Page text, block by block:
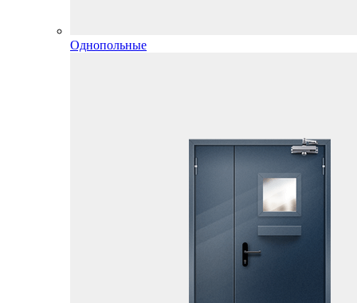
Однопольные